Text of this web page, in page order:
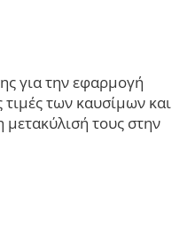
για την εφαρμογή
των καυσίμων και
τους στην